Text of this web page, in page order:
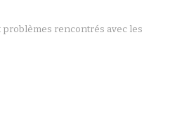
rencontrés avec les